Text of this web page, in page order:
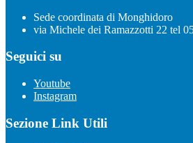
Sede coordinata di Monghidoro
via Michele dei Ramazzotti 22 tel
Seguici su
Youtube
Instagram
Sezione Link Utili